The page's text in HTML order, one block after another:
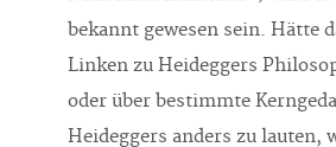
bekannt gewesen sein. Hätte
Linken zu Heideggers
oder über bestimmte
Heideggers anders zu lauten,